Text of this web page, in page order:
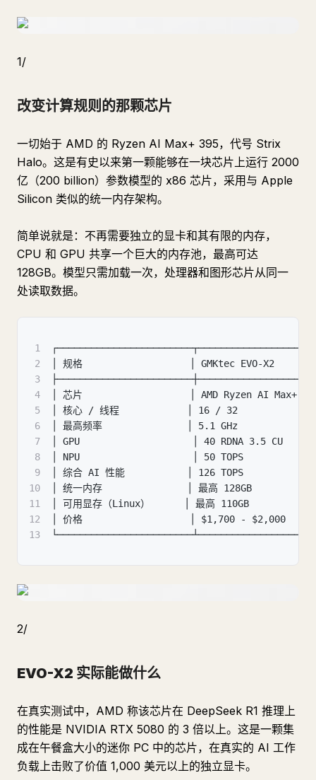
1/
改变计算规则的那颗芯片
一切始于 AMD 的 Ryzen AI Max+ 395，代号 Strix
Halo。这是有史以来第一颗能够在一块芯片上运行 2000
亿（200 billion）参数模型的 x86 芯片，采用与 Apple
Silicon 类似的统一内存架构。
简单说就是：不再需要独立的显卡和其有限的内存，
CPU 和 GPU 共享一个巨大的内存池，最高可达
128GB。模型只需加载一次，处理器和图形芯片从同一
处读取数据。
1
2
│ 规格                   │ GMKtec EVO-X2
3
4
│ 芯片                   │ AMD Ryzen AI Max+
5
│ 核心 / 线程            │ 16 / 32
6
│ 最高频率               │ 5.1 GHz
7
│ GPU                    │ 40 RDNA 3.5 CU
8
│ NPU                    │ 50 TOPS
9
│ 综合 AI 性能           │ 126 TOPS
10
│ 统一内存               │ 最高 128GB
11
│ 可用显存（Linux）      │ 最高 110GB
12
│ 价格                   │ $1,700 - $2,000
13
2/
EVO-X2 实际能做什么
在真实测试中，AMD 称该芯片在 DeepSeek R1 推理上
的性能是 NVIDIA RTX 5080 的 3 倍以上。这是一颗集
成在午餐盒大小的迷你 PC 中的芯片，在真实的 AI 工作
负载上击败了价值 1,000 美元以上的独立显卡。